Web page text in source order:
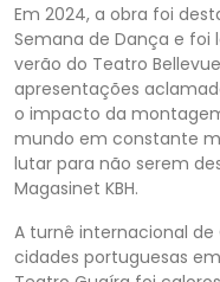
Em 2024, a obra foi
Semana de Dança e foi
verão do Teatro
apresentações
o impacto da
mundo em constante
lutar para não serem
Magasinet KBH.
A turnê internacional
cidades portuguesas